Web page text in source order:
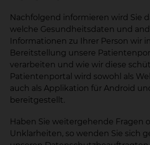
Nachfolgend informieren wird Sie
welche Gesundheitsdaten und
Informationen zu Ihrer Person wir
Bereitstellung unsere
verarbeiten und wie wir diese
Patientenportal wird sowohl als
auch als Applikation für Android
bereitgestellt.
Haben Sie weitergehende Fragen
Unklarheiten, so wenden Sie sich